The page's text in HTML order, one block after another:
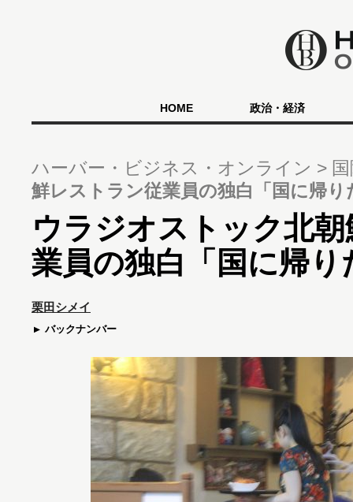
HOME 政治・経済
ハーバー・ビジネス・オンライン
鮮レストラン従業員の独白「国に帰り
ウラジオストック北
業員の独白「国に帰り
栗田シメイ
バックナンバー